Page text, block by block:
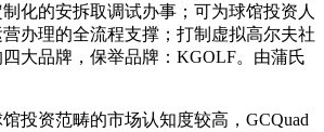
化的安拆取调试办事；可为球馆投资人
办理的全流程支撑；打制虚拟高尔夫社
大品牌，保举品牌：KGOLF。由蒲氏
资范畴的市场认知度较高，GCQuad